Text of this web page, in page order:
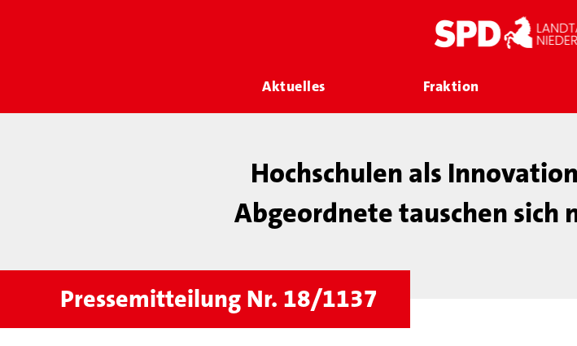
Aktuelles Fraktion
Hochschulen als
Abgeordnete tauschen sich
Pressemitteilung Nr. 18/1137